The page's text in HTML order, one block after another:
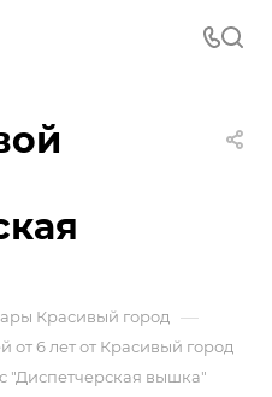
Красивый город —
от 6 лет от Красивый город
"Диспетчерская вышка"